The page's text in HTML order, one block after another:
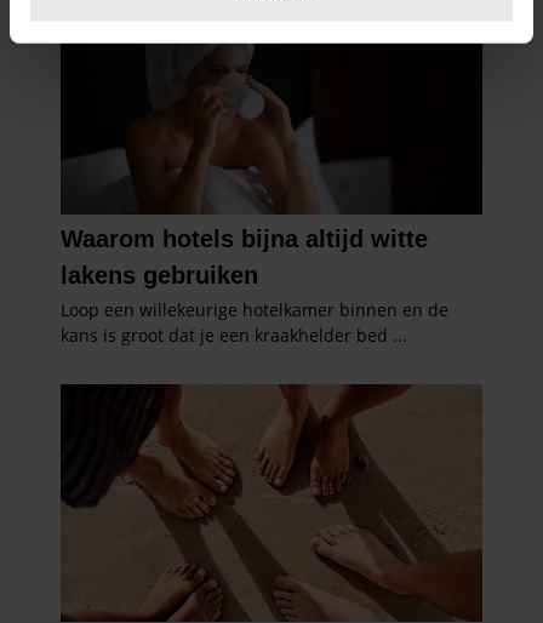
intrekken in de Cookieverklaring.
We gebruiken cookies om content en advertenties te
personaliseren, om functies voor social media te bieden
en om ons websiteverkeer te analyseren. Ook delen we
informatie over uw gebruik van onze site met onze
partners voor social media, adverteren en analyse. Deze
partners kunnen deze gegevens combineren met andere
informatie die u aan ze heeft verstrekt of die ze hebben
verzameld op basis van uw gebruik van hun services. U
gaat akkoord met onze cookies als u onze website blijft